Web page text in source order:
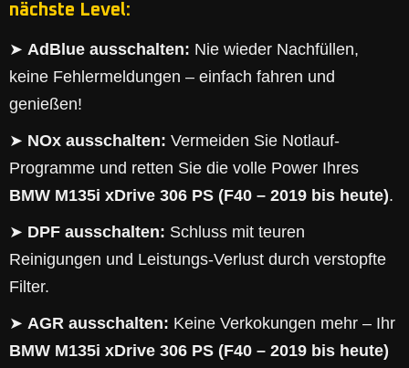
nächste Level:
➤ AdBlue ausschalten: Nie wieder Nachfüllen,
keine Fehlermeldungen – einfach fahren und
genießen!
➤ NOx ausschalten: Vermeiden Sie Notlauf-
Programme und retten Sie die volle Power Ihres
BMW M135i xDrive 306 PS (F40 – 2019 bis heute).
➤ DPF ausschalten: Schluss mit teuren
Reinigungen und Leistungs-Verlust durch verstopfte
Filter.
➤ AGR ausschalten: Keine Verkokungen mehr – Ihr
BMW M135i xDrive 306 PS (F40 – 2019 bis heute)